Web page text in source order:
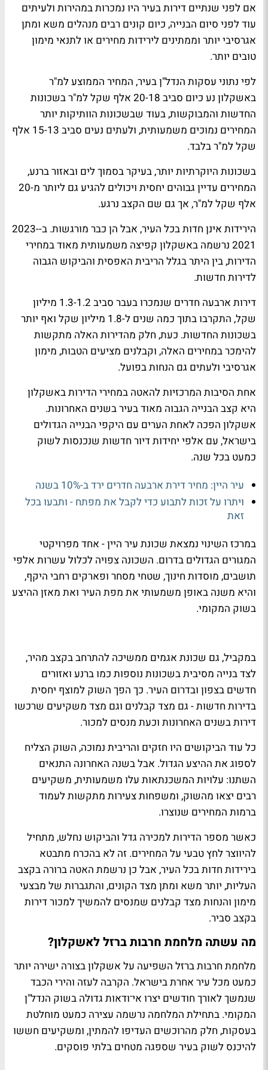
אם לפני שנתיים דירות בעיר היו נמכרות במהירות ולעיתים
עוד לפני סיום הבנייה, כיום קונים רבים מנהלים משא ומתן
אגרסיבי יותר וממתינים לירידות מחירים או לתנאי מימון
טובים יותר.
לפי נתוני עסקות הנדל"ן בעיר, המחיר הממוצע למ"ר
באשקלון נע כיום סביב 20-18 אלף שקל למ"ר בשכונות
החדשות והמבוקשות, בעוד שבשכונות הוותיקות יותר
המחירים נמוכים משמעותית, ולעתים נעים סביב 15-13 אלף
שקל למ"ר בלבד.
בשכונות היוקרתיות יותר, בעיקר בסמוך לים ובאזור ברנע,
המחירים עדיין גבוהים יחסית ויכולים להגיע גם ליותר מ-20
אלף שקל למ"ר, אך גם שם הקצב נרגע.
הירידות אינן חדות בכל העיר, אבל הן כבר מורגשות. ב-2023-
2021 נרשמה באשקלון קפיצה משמעותית מאוד במחירי
הדירות, בין היתר בגלל הריבית האפסית והביקוש הגבוה
לדירות חדשות.
דירות ארבעה חדרים שנמכרו בעבר סביב 1.3-1.2 מיליון
שקל, התקרבו בתוך כמה שנים ל-1.8 מיליון שקל ואף יותר
בשכונות החדשות. כעת, חלק מהדירות האלה מתקשות
להימכר במחירים האלה, וקבלנים מציעים הטבות, מימון
אגרסיבי ולעתים גם הנחות בפועל.
אחת הסיבות המרכזיות להאטה במחירי הדירות באשקלון
היא קצב הבנייה הגבוה מאוד בעיר בשנים האחרונות.
אשקלון הפכה לאחת הערים עם היקפי הבנייה הגדולים
בישראל, עם אלפי יחידות דיור חדשות שנכנסות לשוק
כמעט בכל שנה.
עיר היין: מחיר דירת ארבעה חדרים ירד ב-10% בשנה
ויתרו על זכות לתבוע כדי לקבל את מפתח - ותבעו בכל
זאת
במרכז השינוי נמצאת שכונת עיר היין - אחד מפרויקטי
המגורים הגדולים בדרום. השכונה צפויה לכלול עשרות אלפי
תושבים, מוסדות חינוך, שטחי מסחר ופארקים רחבי היקף,
והיא משנה באופן משמעותי את מפת העיר ואת מאזן ההיצע
בשוק המקומי.
במקביל, גם שכונת אגמים ממשיכה להתרחב בקצב מהיר,
לצד בנייה מסיבית בשכונות נוספות כמו ברנע ואזורים
חדשים בצפון ובדרום העיר. כך הפך השוק למוצף יחסית
בדירות חדשות - גם מצד קבלנים וגם מצד משקיעים שרכשו
דירות בשנים האחרונות וכעת מנסים למכור.
כל עוד הביקושים היו חזקים והריבית נמוכה, השוק הצליח
לספוג את ההיצע הגדול. אבל בשנה האחרונה התנאים
השתנו: עלויות המשכנתאות עלו משמעותית, משקיעים
רבים יצאו מהשוק, ומשפחות צעירות מתקשות לעמוד
ברמות המחירים שנוצרו.
כאשר מספר הדירות למכירה גדל והביקוש נחלש, מתחיל
להיווצר לחץ טבעי על המחירים. זה לא בהכרח מתבטא
בירידות חדות בכל העיר, אבל כן נרשמת האטה ברורה בקצב
העליות, יותר משא ומתן מצד הקונים, והתגברות של מבצעי
מימון והנחות מצד קבלנים שמנסים להמשיך למכור דירות
בקצב סביר.
מה עשתה מלחמת חרבות ברזל לאשקלון?
מלחמת חרבות ברזל השפיעה על אשקלון בצורה ישירה יותר
כמעט מכל עיר אחרת בישראל. הקרבה לעזה והירי הכבד
שנמשך לאורך חודשים יצרו אי־ודאות גדולה בשוק הנדל"ן
המקומי. בתחילת המלחמה נרשמה עצירה כמעט מוחלטת
בעסקות, חלק מהרוכשים העדיפו להמתין, ומשקיעים חששו
להיכנס לשוק בעיר שספגה מטחים בלתי פוסקים.